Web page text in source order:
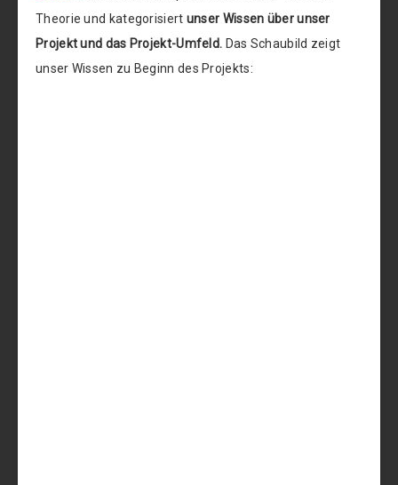
Theorie und kategorisiert unser Wissen über unser
Projekt und das Projekt-Umfeld. Das Schaubild zeigt
unser Wissen zu Beginn des Projekts: